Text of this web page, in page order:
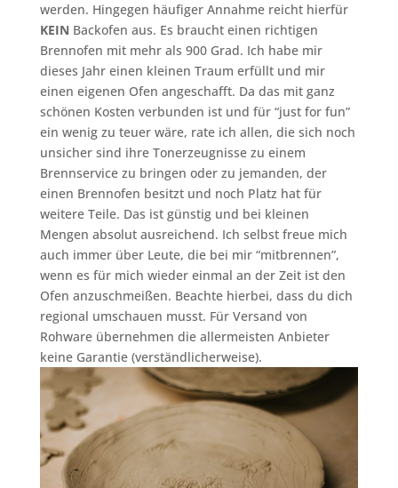
werden. Hingegen häufiger Annahme reicht hierfür
KEIN Backofen aus. Es braucht einen richtigen
Brennofen mit mehr als 900 Grad. Ich habe mir
dieses Jahr einen kleinen Traum erfüllt und mir
einen eigenen Ofen angeschafft. Da das mit ganz
schönen Kosten verbunden ist und für “just for fun”
ein wenig zu teuer wäre, rate ich allen, die sich noch
unsicher sind ihre Tonerzeugnisse zu einem
Brennservice zu bringen oder zu jemanden, der
einen Brennofen besitzt und noch Platz hat für
weitere Teile. Das ist günstig und bei kleinen
Mengen absolut ausreichend. Ich selbst freue mich
auch immer über Leute, die bei mir “mitbrennen”,
wenn es für mich wieder einmal an der Zeit ist den
Ofen anzuschmeißen. Beachte hierbei, dass du dich
regional umschauen musst. Für Versand von
Rohware übernehmen die allermeisten Anbieter
keine Garantie (verständlicherweise).